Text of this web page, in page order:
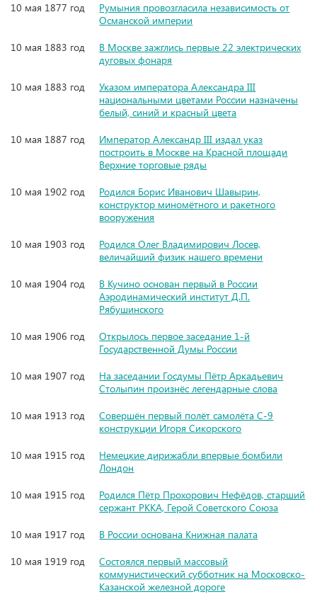
10 мая 1877 год
Румыния провозгласила независимость от
Османской империи
10 мая 1883 год
В Москве зажглись первые 22 электрических
дуговых фонаря
10 мая 1883 год
Указом императора Александра III
национальными цветами России назначены
белый, синий и красный цвета
10 мая 1887 год
Император Александр III издал указ
построить в Москве на Красной площади
Верхние торговые ряды
10 мая 1902 год
Родился Борис Иванович Шавырин,
конструктор миномётного и ракетного
вооружения
10 мая 1903 год
Родился Олег Владимирович Лосев,
величайший физик нашего времени
10 мая 1904 год
В Кучино основан первый в России
Аэродинамический институт Д.П.
Рябушинского
10 мая 1906 год
Открылось первое заседание 1-й
Государственной Думы России
10 мая 1907 год
На заседании Госдумы Пётр Аркадьевич
Столыпин произнёс легендарные слова
10 мая 1913 год
Совершён первый полёт самолёта С-9
конструкции Игоря Сикорского
10 мая 1915 год
Немецкие дирижабли впервые бомбили
Лондон
10 мая 1915 год
Родился Пётр Прохорович Нефёдов, старший
сержант РККА, Герой Советского Союза
10 мая 1917 год
В России основана Книжная палата
10 мая 1919 год
Состоялся первый массовый
коммунистический субботник на Московско-
Казанской железной дороге